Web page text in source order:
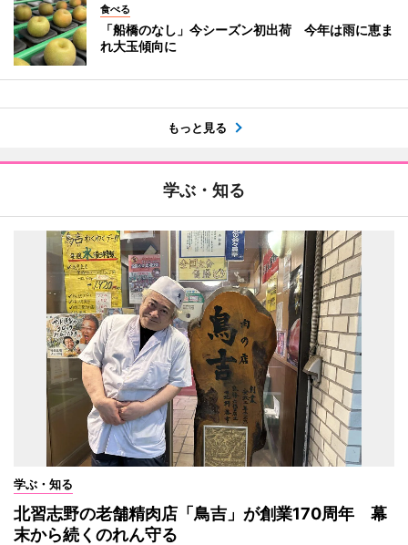
食べる
「船橋のなし」今シーズン初出荷 今年は雨に恵ま
れ大玉傾向に
もっと見る
学ぶ・知る
学ぶ・知る
北習志野の老舗精肉店「鳥吉」が創業170周年 幕
末から続くのれん守る